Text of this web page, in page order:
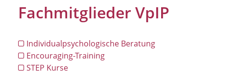
Fachmitglieder VpIP
Individualpsychologische Beratung
Encouraging-Training
STEP Kurse